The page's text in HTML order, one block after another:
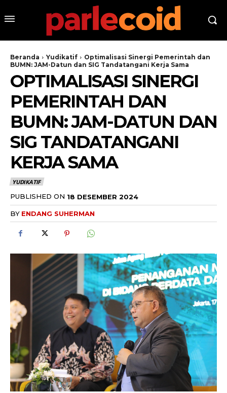
Beranda Yudikatif
Optimalisasi Sinergi Pemerintah dan
BUMN: JAM-Datun dan SIG Tandatangani Kerja Sama
OPTIMALISASI SINERGI
PEMERINTAH DAN
BUMN: JAM-DATUN DAN
SIG TANDATANGANI
KERJA SAMA
YUDIKATIF
PUBLISHED ON 18 DESEMBER 2024
BY ENDANG SUHERMAN